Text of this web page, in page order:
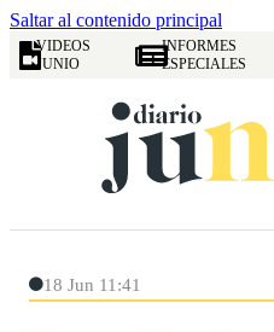
Saltar al contenido principal
VIDEOS
JUNIO
INFORMES
ESPECIALES
18 Jun 11:41